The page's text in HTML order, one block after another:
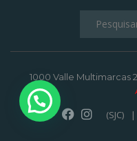
1000 Valle Multimarcas
(SJC) |